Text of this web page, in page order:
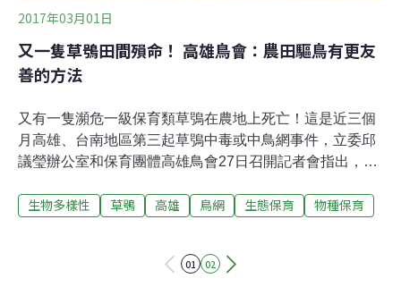
2017年03月01日
又一隻草鴞田間殞命！ 高雄鳥會：農田驅鳥有更友
善的方法
又有一隻瀕危一級保育類草鴞在農地上死亡！這是近三個
月高雄、台南地區第三起草鴞中毒或中鳥網事件，立委邱
議瑩辦公室和保育團體高雄鳥會27日召開記者會指出，國
當開發和農民施用滅鼠藥及驅鳥繩所害，疾呼大眾對草鴞
友善的防治措施。農民發現傷鳥未通報 草鴞因鳥網纏繞餓
生物多樣性 草鴞 高雄 鳥網 生態保育 物種保育
01 02